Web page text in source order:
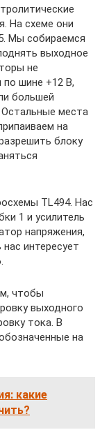
На схеме они
Мы собираемся
выходное
не
по шине +12 В,
большей
места
на
блоку
TL494. Нас
1 и усилитель
напряжения,
интересует
чтобы
выходного
тока. В
на
какие